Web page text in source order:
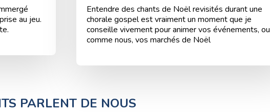
au jeu.
Entendre des chants de Noël revisités durant une
chorale gospel est vraiment un moment que je
conseille vivement pour animer vos événements, ou
comme nous, vos marchés de Noël
PARLENT DE NOUS